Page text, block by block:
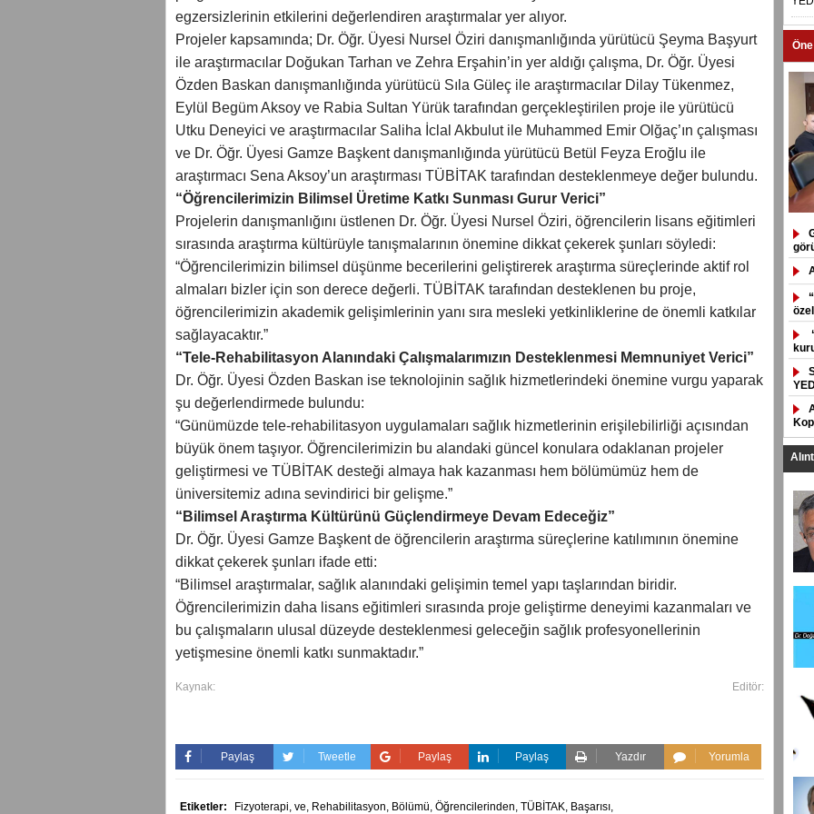
egzersizlerinin etkilerini değerlendiren araştırmalar yer alıyor.
Projeler kapsamında; Dr. Öğr. Üyesi Nursel Öziri danışmanlığında yürütücü Şeyma Başyurt
ile araştırmacılar Doğukan Tarhan ve Zehra Erşahin’in yer aldığı çalışma, Dr. Öğr. Üyesi
Özden Baskan danışmanlığında yürütücü Sıla Güleç ile araştırmacılar Dilay Tükenmez,
Eylül Begüm Aksoy ve Rabia Sultan Yürük tarafından gerçekleştirilen proje ile yürütücü
Utku Deneyici ve araştırmacılar Saliha İclal Akbulut ile Muhammed Emir Olğaç’ın çalışması
ve Dr. Öğr. Üyesi Gamze Başkent danışmanlığında yürütücü Betül Feyza Eroğlu ile
araştırmacı Sena Aksoy’un araştırması TÜBİTAK tarafından desteklenmeye değer bulundu.
“Öğrencilerimizin Bilimsel Üretime Katkı Sunması Gurur Verici”
Projelerin danışmanlığını üstlenen Dr. Öğr. Üyesi Nursel Öziri, öğrencilerin lisans eğitimleri
sırasında araştırma kültürüyle tanışmalarının önemine dikkat çekerek şunları söyledi:
“Öğrencilerimizin bilimsel düşünme becerilerini geliştirerek araştırma süreçlerinde aktif rol
almaları bizler için son derece değerli. TÜBİTAK tarafından desteklenen bu proje,
öğrencilerimizin akademik gelişimlerinin yanı sıra mesleki yetkinliklerine de önemli katkılar
sağlayacaktır.”
“Tele-Rehabilitasyon Alanındaki Çalışmalarımızın Desteklenmesi Memnuniyet Verici”
Dr. Öğr. Üyesi Özden Baskan ise teknolojinin sağlık hizmetlerindeki önemine vurgu yaparak
şu değerlendirmede bulundu:
“Günümüzde tele-rehabilitasyon uygulamaları sağlık hizmetlerinin erişilebilirliği açısından
büyük önem taşıyor. Öğrencilerimizin bu alandaki güncel konulara odaklanan projeler
geliştirmesi ve TÜBİTAK desteği almaya hak kazanması hem bölümümüz hem de
üniversitemiz adına sevindirici bir gelişme.”
“Bilimsel Araştırma Kültürünü Güçlendirmeye Devam Edeceğiz”
Dr. Öğr. Üyesi Gamze Başkent de öğrencilerin araştırma süreçlerine katılımının önemine
dikkat çekerek şunları ifade etti:
“Bilimsel araştırmalar, sağlık alanındaki gelişimin temel yapı taşlarından biridir.
Öğrencilerimizin daha lisans eğitimleri sırasında proje geliştirme deneyimi kazanmaları ve
bu çalışmaların ulusal düzeyde desteklenmesi geleceğin sağlık profesyonellerinin
yetişmesine önemli katkı sunmaktadır.”
Kaynak: Editör:
Paylaş Tweetle Paylaş Paylaş Yazdır Yorumla
Etiketler: Fizyoterapi, ve, Rehabilitasyon, Bölümü, Öğrencilerinden, TÜBİTAK, Başarısı,